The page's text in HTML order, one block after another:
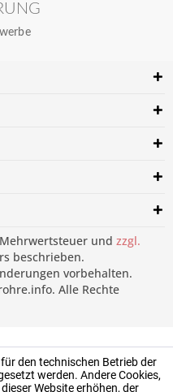
und zzgl.
beschrieben.
vorbehalten.
Alle Rechte
den technischen Betrieb der
werden. Andere Cookies,
Website erhöhen, der